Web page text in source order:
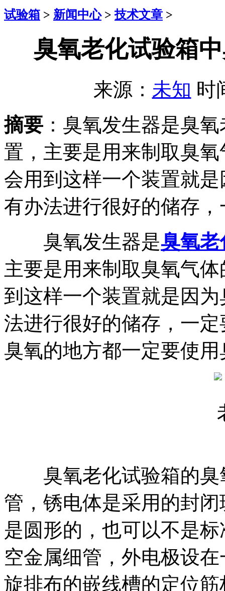
试验箱 > 新闻中心>技术文章 >
臭氧老化试验箱
来源： 未知 时
摘要 ：臭氧发生器是臭
置，主要是用来制取臭
会用到这样一个装置就
有办法进行很好的储存，
臭氧发生器是臭氧
主要是用来制取臭氧气
到这样一个装置就是因
法进行很好的储存，一
臭氧的地方都一定要使
臭氧老化试验箱的臭
管，锈电体是采用的封
是圆形的，也可以不是
空金属细管，外电极设
旋排布的嵌线槽的定位